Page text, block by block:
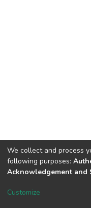
Dspace & Volodymyr
We collect and process
following purposes:
Acknowledgement and
Customize